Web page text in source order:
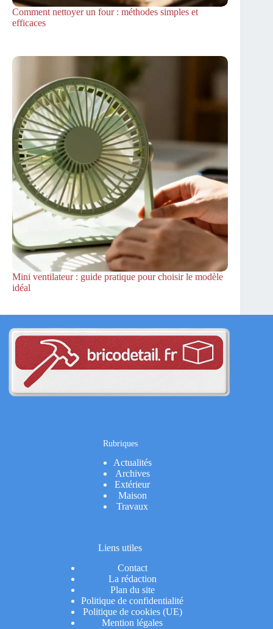
Comment nettoyer un four : méthodes simples et
efficaces
Mini ventilateur : guide pratique pour choisir le modèle
idéal
Rubriques
Actualités
Archives
Extérieur
Maison
Travaux
Liens utiles
Contact
La rédaction
Plan du site
Politique de confidentialité
Politique de cookies (UE)
Mention légales